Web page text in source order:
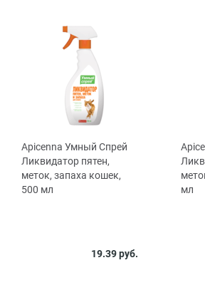
Apicenna Умный Спрей
Ликвидатор пятен,
меток, запаха кошек,
500 мл
19.39 руб.
мл